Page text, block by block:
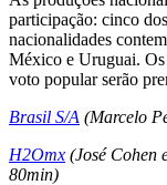
participação: cinco
nacionalidades
México e Uruguai.
voto popular serão
Brasil S/A (Marcelo
H2Omx (José Cohen
80min)